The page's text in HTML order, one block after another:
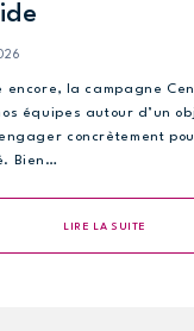
encore, la campagne
équipes autour d’un
concrètement
Bien…
LIRE LA SUITE